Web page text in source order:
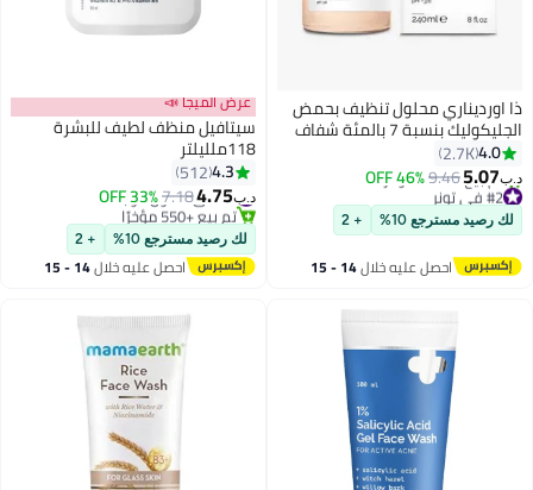
ذا اورديناري محلول تنظيف بحمض
الجليكوليك بنسبة 7 بالمئة شفاف
240ملليلتر4.0
2.7K
د.ب‏5.07
9.46
46% OFF #2 في تونر
باقي 10 وحدات في المخزون
تم بيع +1500 مؤخرًا
لك رصيد مسترجع 10% + 2
احصل عليه خلال 14 - 15
عرض الميجا 📣
سيتافيل منظف لطيف للبشرة
118ملليلتر
4.3
512
د.ب‏4.75
7.18
33% OFF #9 في غسول الوجه
تم بيع +550 مؤخرًا
#9 في غسول الوجه
لك رصيد مسترجع 10% + 2
احصل عليه خلال 14 - 15